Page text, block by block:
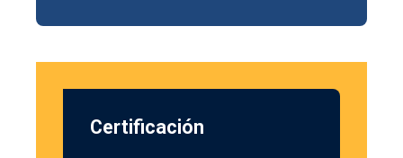
Certificación